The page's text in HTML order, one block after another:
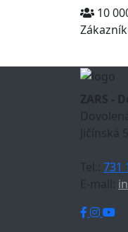
10
ZARS -
Jičínská
Tel.: 731
E-mail: